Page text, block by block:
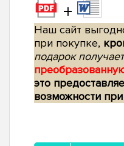
+
Наш сайт
при покупке,
подарок
это
возможности